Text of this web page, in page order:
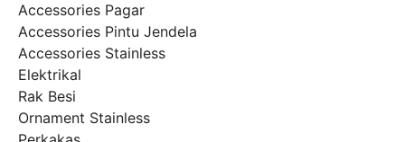
Accessories Pagar
Accessories Pintu Jendela
Accessories Stainless
Elektrikal
Rak Besi
Ornament Stainless